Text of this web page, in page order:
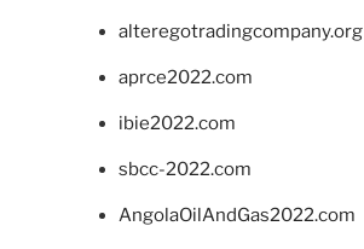
alteregotradingcompany.org
aprce2022.com
ibie2022.com
sbcc-2022.com
AngolaOilAndGas2022.com